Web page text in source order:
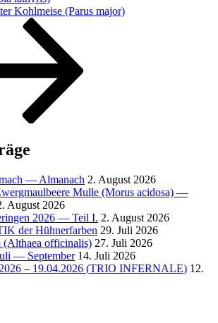
Kohlmeise (Parus major)
— Almanach 2. August 2026
Mulle (Morus acidosa) —
August 2026
2026 — Teil I. 2. August 2026
der Hühnerfarben 29. Juli 2026
(Althaea officinalis) 27. Juli 2026
— September 14. Juli 2026
– 19.04.2026 (TRIO INFERNALE) 12.